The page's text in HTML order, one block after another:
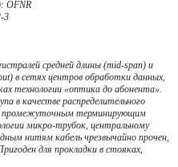
OFNR
3
средней длины (mid-span) и
в сетях центров обработки данных,
технологии «оптика до абонента».
в качестве распределительного
промежуточным терминирующим
микро-трубок, центральному
нитям кабель чрезвычайно прочен,
для прокладки в стояках,